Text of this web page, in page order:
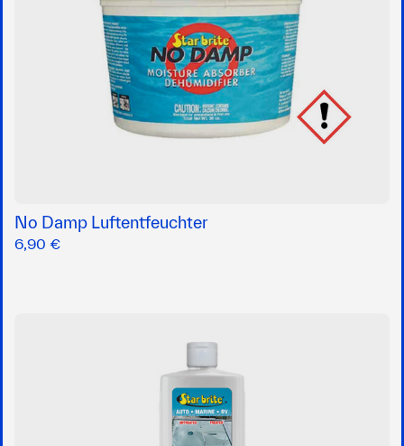
No Damp Luftentfeuchter
6,90 €